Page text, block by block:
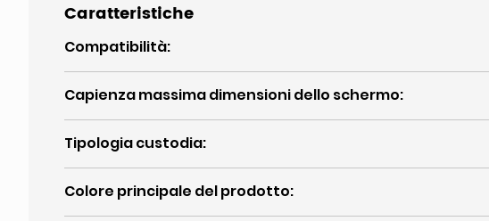
Caratteristiche
Compatibilità:
Capienza massima dimensioni dello schermo:
Tipologia custodia:
Colore principale del prodotto: